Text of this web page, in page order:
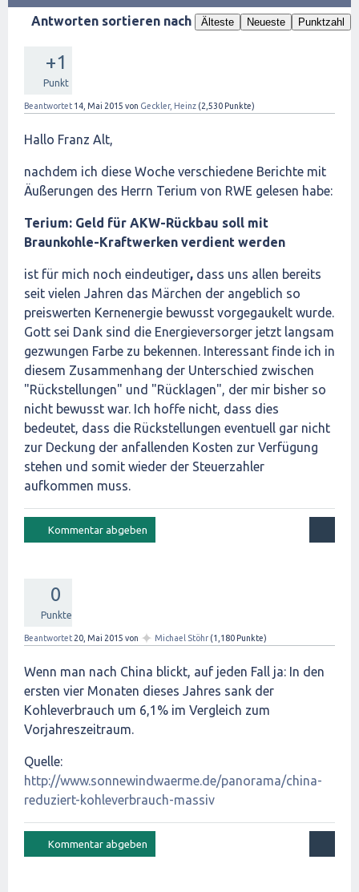
Antworten sortieren nach Älteste Neueste Punktzahl
+1
Punkt
Beantwortet 14, Mai 2015 von Geckler, Heinz (2,530 Punkte)
Hallo Franz Alt,
nachdem ich diese Woche verschiedene Berichte mit
Äußerungen des Herrn Terium von RWE gelesen habe:
Terium: Geld für AKW-Rückbau soll mit
Braunkohle-Kraftwerken verdient werden
ist für mich noch eindeutiger, dass uns allen bereits
seit vielen Jahren das Märchen der angeblich so
preiswerten Kernenergie bewusst vorgegaukelt wurde.
Gott sei Dank sind die Energieversorger jetzt langsam
gezwungen Farbe zu bekennen. Interessant finde ich in
diesem Zusammenhang der Unterschied zwischen
"Rückstellungen" und "Rücklagen", der mir bisher so
nicht bewusst war. Ich hoffe nicht, dass dies
bedeutet, dass die Rückstellungen eventuell gar nicht
zur Deckung der anfallenden Kosten zur Verfügung
stehen und somit wieder der Steuerzahler
aufkommen muss.
0
Punkte
Beantwortet 20, Mai 2015 von ✦ Michael Stöhr (1,180 Punkte)
Wenn man nach China blickt, auf jeden Fall ja: In den
ersten vier Monaten dieses Jahres sank der
Kohleverbrauch um 6,1% im Vergleich zum
Vorjahreszeitraum.
Quelle:
http://www.sonnewindwaerme.de/panorama/china-
reduziert-kohleverbrauch-massiv